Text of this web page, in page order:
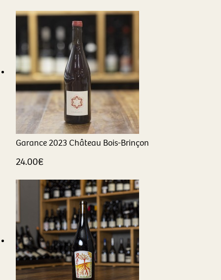
Garance2023 Château Bois-Brinçon
24.00€